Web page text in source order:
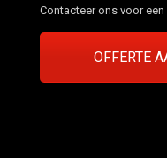
Contacteer ons voor
OFFERTE